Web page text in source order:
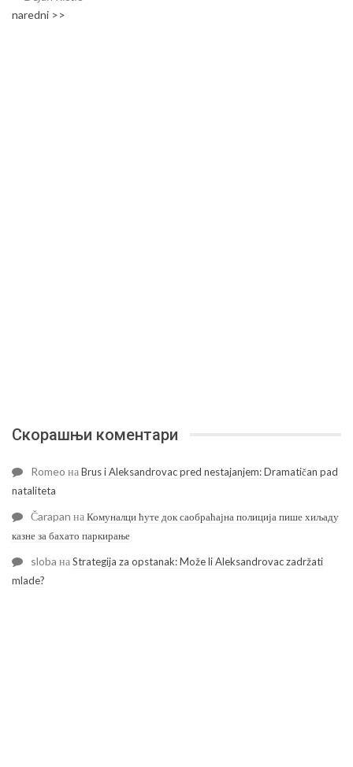
naredni >>
Скорашњи коментари
Romeo наBrus i Aleksandrovac pred nestajanjem: Dramatičan pad
nataliteta
Čarapan наКомуналци ћуте док саобраћајна полиција пише хиљаду
казне за бахато паркирање
sloba наStrategija za opstanak: Može li Aleksandrovac zadržati
mlade?